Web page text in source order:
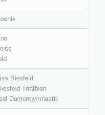
Biesfeld
Triathlon
Damengymnastik